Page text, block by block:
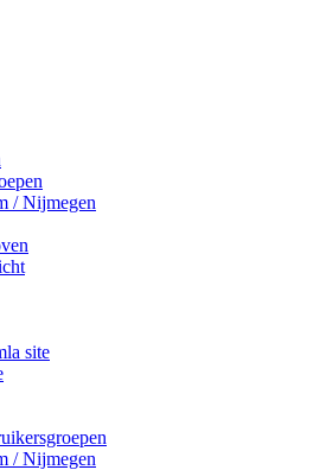
/ Nijmegen
site
/ Nijmegen